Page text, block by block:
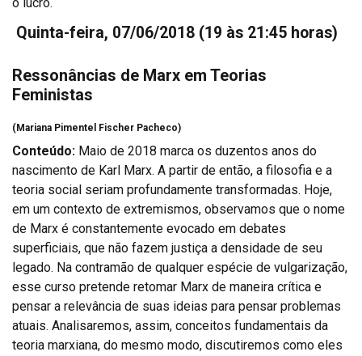
o lucro.
Quinta-feira, 07/06/2018 (19 às 21:45 horas)
Ressonâncias de Marx em Teorias
Feministas
(Mariana Pimentel Fischer Pacheco)
Conteúdo: Maio de 2018 marca os duzentos anos do
nascimento de Karl Marx. A partir de então, a filosofia e a
teoria social seriam profundamente transformadas. Hoje,
em um contexto de extremismos, observamos que o nome
de Marx é constantemente evocado em debates
superficiais, que não fazem justiça a densidade de seu
legado. Na contramão de qualquer espécie de vulgarização,
esse curso pretende retomar Marx de maneira crítica e
pensar a relevância de suas ideias para pensar problemas
atuais. Analisaremos, assim, conceitos fundamentais da
teoria marxiana, do mesmo modo, discutiremos como eles